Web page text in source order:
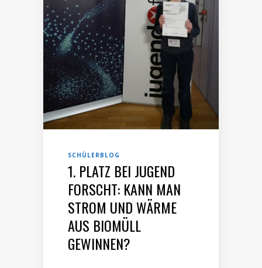
SCHÜLERBLOG
1. PLATZ BEI JUGEND
FORSCHT: KANN MAN
STROM UND WÄRME
AUS BIOMÜLL
GEWINNEN?